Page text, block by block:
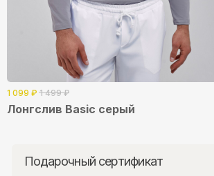
1 099 ₽ 1 499 ₽
Лонгслив Basic серый